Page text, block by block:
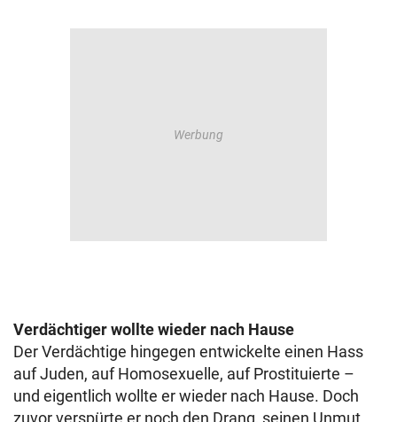
Verdächtiger wollte wieder nach Hause
Der Verdächtige hingegen entwickelte einen Hass
auf Juden, auf Homosexuelle, auf Prostituierte –
und eigentlich wollte er wieder nach Hause. Doch